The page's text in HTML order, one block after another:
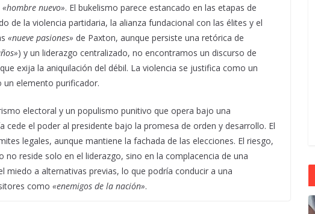
«hombre nuevo». El bukelismo parece estancado en las etapas de
de la violencia partidaria, la alianza fundacional con las élites y el
«nueve pasiones» de Paxton, aunque persiste una retórica de
) y un liderazgo centralizado, no encontramos un discurso de
exija la aniquilación del débil. La violencia se justifica como un
elemento purificador.
electoral y un populismo punitivo que opera bajo una
cede el poder al presidente bajo la promesa de orden y desarrollo. El
legales, aunque mantiene la fachada de las elecciones. El riesgo,
no reside solo en el liderazgo, sino en la complacencia de una
miedo a alternativas previas, lo que podría conducir a una
como «enemigos de la nación».